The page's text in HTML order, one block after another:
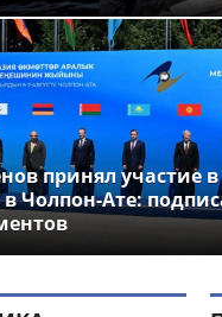
принял участие
Чолпон-Ате: